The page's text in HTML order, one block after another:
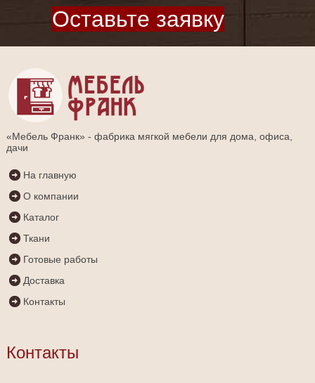
Оставьте заявку
«Мебель Франк» - фабрика мягкой мебели для дома, офиса,
дачи
На главную
О компании
Каталог
Ткани
Готовые работы
Доставка
Контакты
Контакты